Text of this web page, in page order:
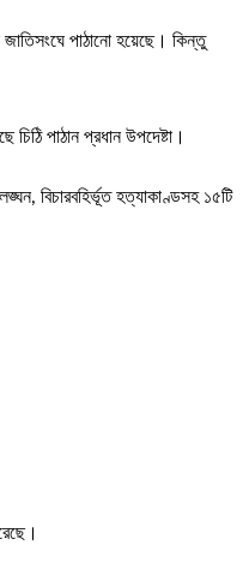
জাতিসংঘে পাঠানো হয়েছে। কিন্তু
পাঠান প্রধান উপদেষ্টা।
বিচারবহির্ভূত হত্যাকাণ্ডসহ ১৫টি